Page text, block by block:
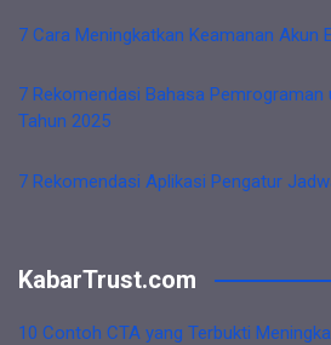
7 Cara Meningkatkan Keamanan Akun
7 Rekomendasi Bahasa
Tahun 2025
7 Rekomendasi Aplikasi Pengatur
KabarTrust.com
10 Contoh CTA yang Terbukti